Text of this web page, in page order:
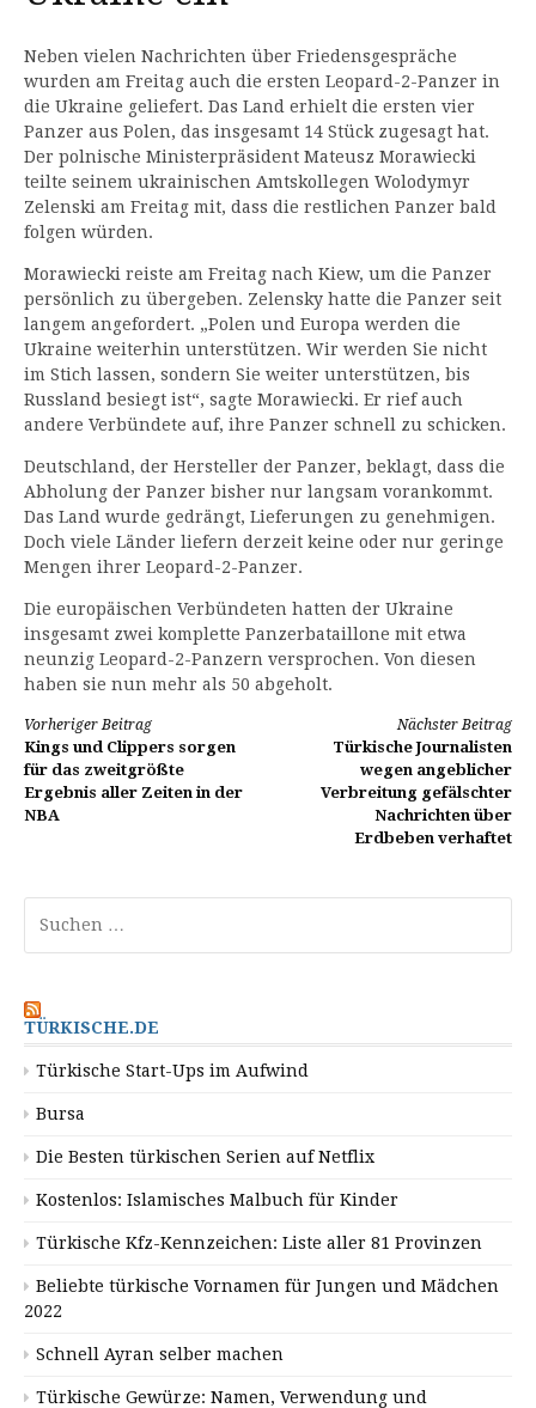
Neben vielen Nachrichten über Friedensgespräche
wurden am Freitag auch die ersten Leopard-2-Panzer in
die Ukraine geliefert. Das Land erhielt die ersten vier
Panzer aus Polen, das insgesamt 14 Stück zugesagt hat.
Der polnische Ministerpräsident Mateusz Morawiecki
teilte seinem ukrainischen Amtskollegen Wolodymyr
Zelenski am Freitag mit, dass die restlichen Panzer bald
folgen würden.
Morawiecki reiste am Freitag nach Kiew, um die Panzer
persönlich zu übergeben. Zelensky hatte die Panzer seit
langem angefordert. „Polen und Europa werden die
Ukraine weiterhin unterstützen. Wir werden Sie nicht
im Stich lassen, sondern Sie weiter unterstützen, bis
Russland besiegt ist“, sagte Morawiecki. Er rief auch
andere Verbündete auf, ihre Panzer schnell zu schicken.
Deutschland, der Hersteller der Panzer, beklagt, dass die
Abholung der Panzer bisher nur langsam vorankommt.
Das Land wurde gedrängt, Lieferungen zu genehmigen.
Doch viele Länder liefern derzeit keine oder nur geringe
Mengen ihrer Leopard-2-Panzer.
Die europäischen Verbündeten hatten der Ukraine
insgesamt zwei komplette Panzerbataillone mit etwa
neunzig Leopard-2-Panzern versprochen. Von diesen
haben sie nun mehr als 50 abgeholt.
Weiterlesen
Vorheriger Beitrag
Kings und Clippers sorgen
für das zweitgrößte
Ergebnis aller Zeiten in der
NBA
Nächster Beitrag
Türkische Journalisten
wegen angeblicher
Verbreitung gefälschter
Nachrichten über
Erdbeben verhaftet
nach:
TÜRKISCHE.DE
Türkische Start-Ups im Aufwind
Bursa
Die Besten türkischen Serien auf Netflix
Kostenlos: Islamisches Malbuch für Kinder
Türkische Kfz-Kennzeichen: Liste aller 81 Provinzen
Beliebte türkische Vornamen für Jungen und Mädchen
2022
Schnell Ayran selber machen
Türkische Gewürze: Namen, Verwendung und